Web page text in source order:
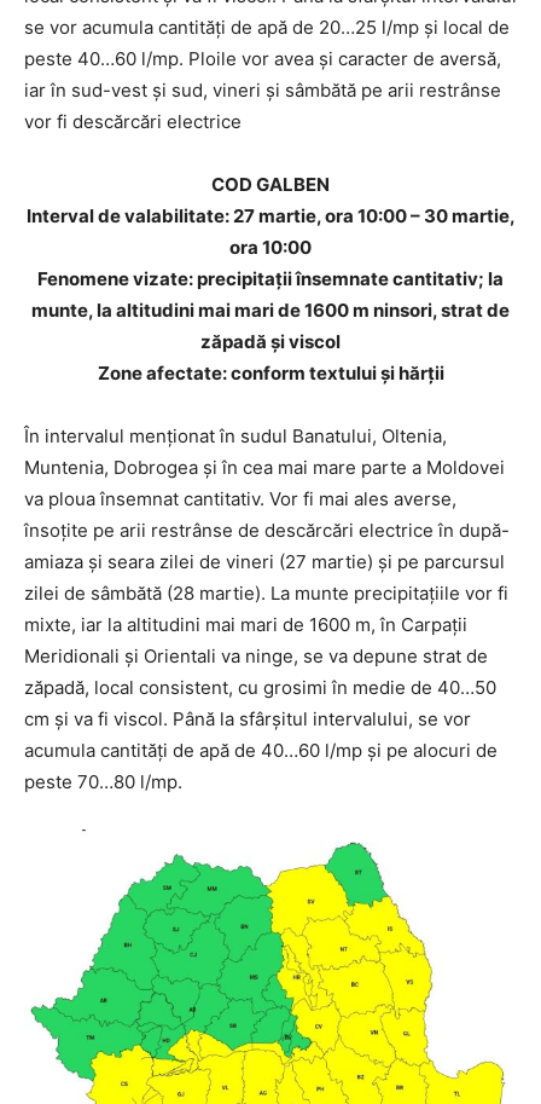
INFO IAȘI
se vor acumula cantități de apă de 20…25 l/mp și local de
peste 40…60 l/mp. Ploile vor avea și caracter de aversă,
iar în sud-vest și sud, vineri și sâmbătă pe arii restrânse
vor fi descărcări electrice
COD GALBEN
Interval de valabilitate: 27 martie, ora 10:00 – 30 martie,
ora 10:00
Fenomene vizate: precipitații însemnate cantitativ; la
munte, la altitudini mai mari de 1600 m ninsori, strat de
zăpadă și viscol
Zone afectate: conform textului și hărții
În intervalul menționat în sudul Banatului, Oltenia,
Muntenia, Dobrogea și în cea mai mare parte a Moldovei
va ploua însemnat cantitativ. Vor fi mai ales averse,
însoțite pe arii restrânse de descărcări electrice în după-
amiaza și seara zilei de vineri (27 martie) și pe parcursul
zilei de sâmbătă (28 martie). La munte precipitațiile vor fi
mixte, iar la altitudini mai mari de 1600 m, în Carpații
Meridionali și Orientali va ninge, se va depune strat de
zăpadă, local consistent, cu grosimi în medie de 40…50
cm și va fi viscol. Până la sfârșitul intervalului, se vor
acumula cantități de apă de 40…60 l/mp și pe alocuri de
peste 70…80 l/mp.